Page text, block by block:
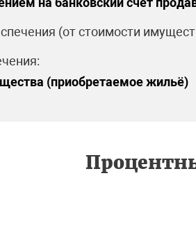
(от стоимости
(приобретаемое жильё)